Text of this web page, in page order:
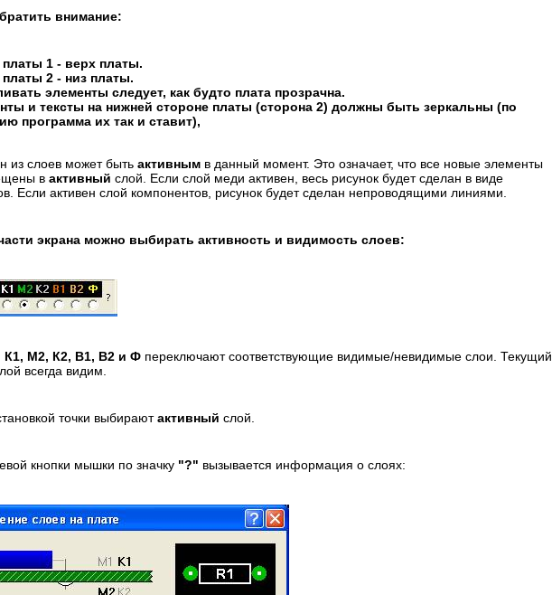
внимание:
1 - верх платы.
2 - низ платы.
элементы следует, как будто плата прозрачна.
и тексты на нижней стороне платы (сторона 2) должны быть зеркальны (по
программа их так и ставит),
из слоев может быть активным в данный момент. Это означает, что все новые элементы
в активный слой. Если слой меди активен, весь рисунок будет сделан в виде
Если активен слой компонентов, рисунок будет сделан непроводящими линиями.
экрана можно выбирать активность и видимость слоев:
К1, М2, К2, В1, В2 и Ф переключают соответствующие видимые/невидимые слои. Текущий
всегда видим.
точки выбираютактивный слой.
кнопки мышки по значку "?" вызывается информация о слоях: